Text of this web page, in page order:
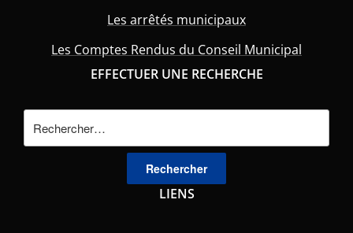
Les arrêtés municipaux
Les Comptes Rendus du Conseil Municipal
EFFECTUER UNE RECHERCHE
LIENS